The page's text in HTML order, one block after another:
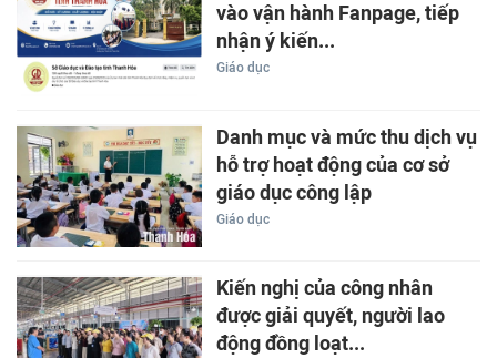
vào vận hành Fanpage, tiếp
nhận ý kiến...
Giáo dục
Danh mục và mức thu dịch vụ
hỗ trợ hoạt động của cơ sở
giáo dục công lập
Giáo dục
Kiến nghị của công nhân
được giải quyết, người lao
động đồng loạt...